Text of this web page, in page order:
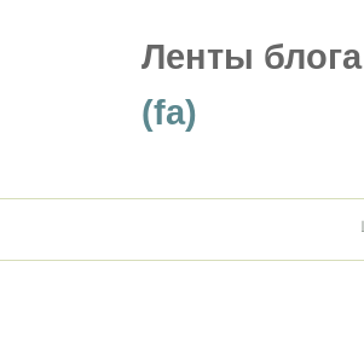
Ленты
(fa)